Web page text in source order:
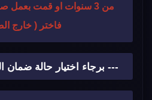
من 3 سنوات او قمت بعمل
فاختر ( خارج